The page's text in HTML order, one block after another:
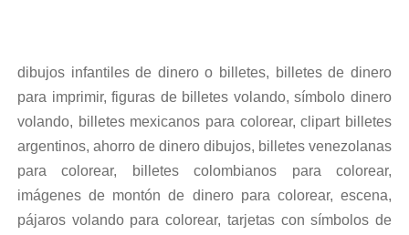
dibujos infantiles de dinero o billetes, billetes de dinero
para imprimir, figuras de billetes volando, símbolo dinero
volando, billetes mexicanos para colorear, clipart billetes
argentinos, ahorro de dinero dibujos, billetes venezolanas
para colorear, billetes colombianos para colorear,
imágenes de montón de dinero para colorear, escena,
pájaros volando para colorear, tarjetas con símbolos de